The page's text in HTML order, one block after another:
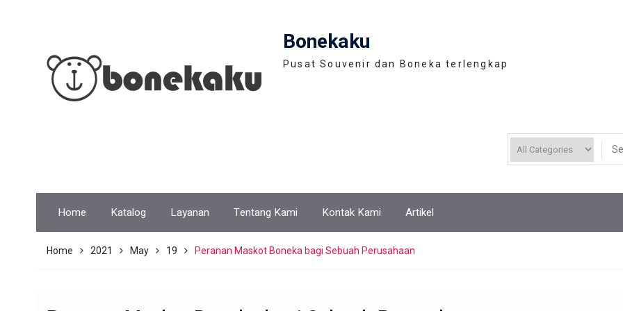
Bonekaku
Pusat Souvenir dan Boneka terlengkap
Home Katalog Layanan Tentang Kami Kontak Kami Artikel
Home 2021 May 19 Peranan Maskot Boneka bagi Sebuah Perusahaan